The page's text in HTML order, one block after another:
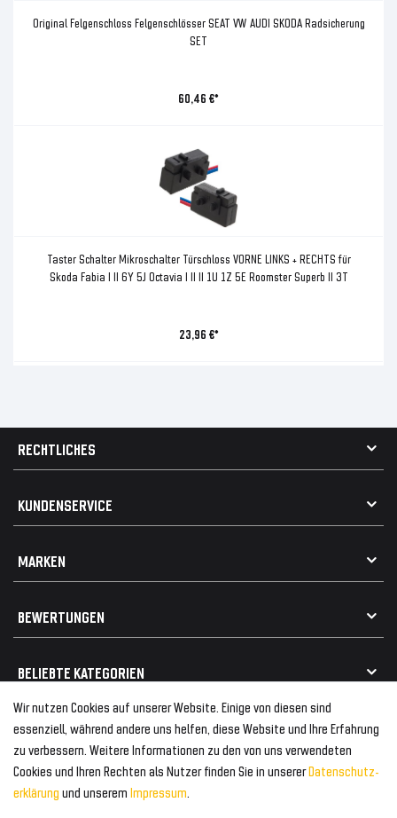
Original Felgenschloss Felgenschlösser SEAT VW AUDI SKODA Radsicherung
SET
60,46 €*
Taster Schalter Mikroschalter Türschloss VORNE LINKS + RECHTS für
Skoda Fabia I II 6Y 5J Octavia I II II 1U 1Z 5E Roomster Superb II 3T
23,96 €*
Wir nutzen Cookies auf unserer Website. Einige von diesen sind
essenziell, während andere uns helfen, diese Website und Ihre Erfahrung
zu verbessern. Weitere Informationen zu den von uns verwendeten
Cookies und Ihren Rechten als Nutzer finden Sie in unsererDaten­schutz­
erklärung und unserem Impressum.
RECHTLICHES
Widerrufsrecht
Vertrag widerrufen
Elektro- / Altteilentsorgung
KUNDENSERVICE
MARKEN
Geeignet für Mercedes
Geeignet für Audi
BEWERTUNGEN
BELIEBTE KATEGORIEN
Frontspoiler
Heckspoiler
Kabelbäume
Kühlergrill
FOLGEN SIE UNS AUF
Tuning Fanatics
ZAHLUNG & VERSAND